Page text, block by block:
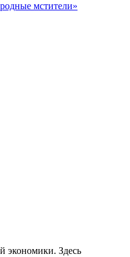
мстители»
экономики. Здесь